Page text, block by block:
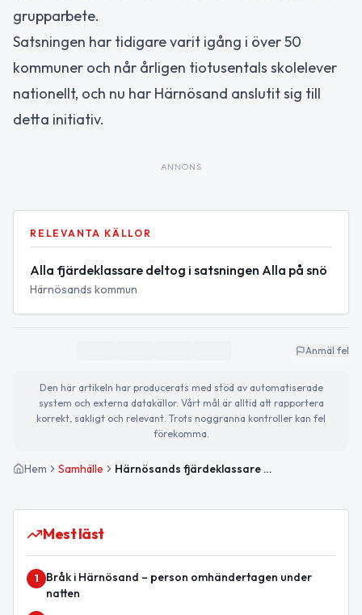
grupparbete.
Satsningen har tidigare varit igång i över 50
kommuner och når årligen tiotusentals skolelever
nationellt, och nu har Härnösand anslutit sig till
detta initiativ.
ANNONS
RELEVANTA KÄLLOR
Alla fjärdeklassare deltog i satsningen Alla på snö
Härnösands kommun
Anmäl fel
Den här artikeln har producerats med stöd av automatiserade
system och externa datakällor. Vårt mål är alltid att rapportera
korrekt, sakligt och relevant. Trots noggranna kontroller kan fel
förekomma.
Hem Samhälle Härnösands fjärdeklassare provar vintersport i satsningen Alla på snö
Mest läst
1
Bråk i Härnösand – person omhändertagen under
natten